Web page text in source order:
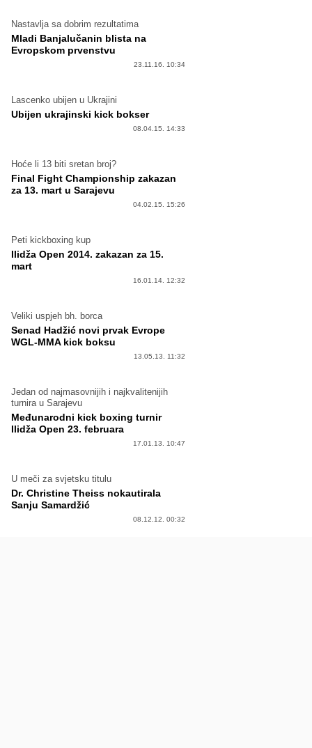
Nastavlja sa dobrim rezultatima
Mladi Banjalučanin blista na
Evropskom prvenstvu
23.11.16. 10:34
Lascenko ubijen u Ukrajini
Ubijen ukrajinski kick bokser
08.04.15. 14:33
Hoće li 13 biti sretan broj?
Final Fight Championship zakazan
za 13. mart u Sarajevu
04.02.15. 15:26
Peti kickboxing kup
Ilidža Open 2014. zakazan za 15.
mart
16.01.14. 12:32
Veliki uspjeh bh. borca
Senad Hadžić novi prvak Evrope
WGL-MMA kick boksu
13.05.13. 11:32
Jedan od najmasovnijih i najkvalitenijih
turnira u Sarajevu
Međunarodni kick boxing turnir
Ilidža Open 23. februara
17.01.13. 10:47
U meči za svjetsku titulu
Dr. Christine Theiss nokautirala
Sanju Samardžić
08.12.12. 00:32